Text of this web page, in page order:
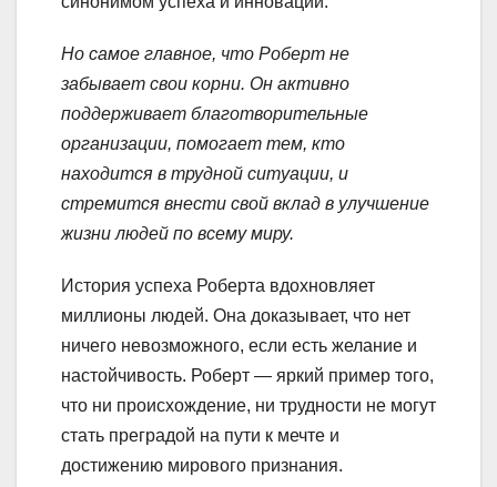
Но самое главное, что Роберт не
забывает свои корни. Он активно
поддерживает благотворительные
организации, помогает тем, кто
находится в трудной ситуации, и
стремится внести свой вклад в улучшение
жизни людей по всему миру.
История успеха Роберта вдохновляет
миллионы людей. Она доказывает, что нет
ничего невозможного, если есть желание и
настойчивость. Роберт — яркий пример того,
что ни происхождение, ни трудности не могут
стать преградой на пути к мечте и
достижению мирового признания.